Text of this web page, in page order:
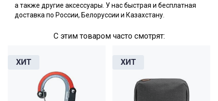
а также другие аксессуары. У нас быстрая и бесплатная
доставка по России, Белоруссии и Казахстану.
С этим товаром часто смотрят: